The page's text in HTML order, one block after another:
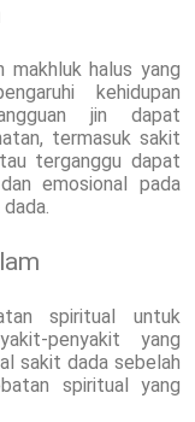
makhluk halus yang
kehidupan
jin dapat
termasuk sakit
terganggu dapat
emosional pada
spiritual untuk
penyakit yang
sakit dada sebelah
spiritual yang